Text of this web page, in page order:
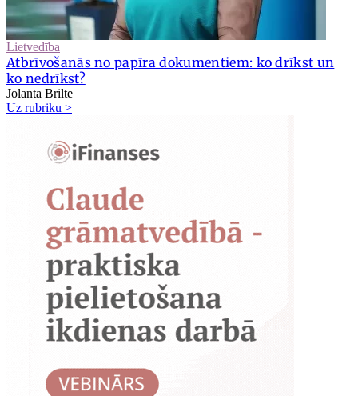
Lietvedība
Atbrīvošanās no papīra dokumentiem: ko drīkst un
ko nedrīkst?
Jolanta Brilte
Uz rubriku >